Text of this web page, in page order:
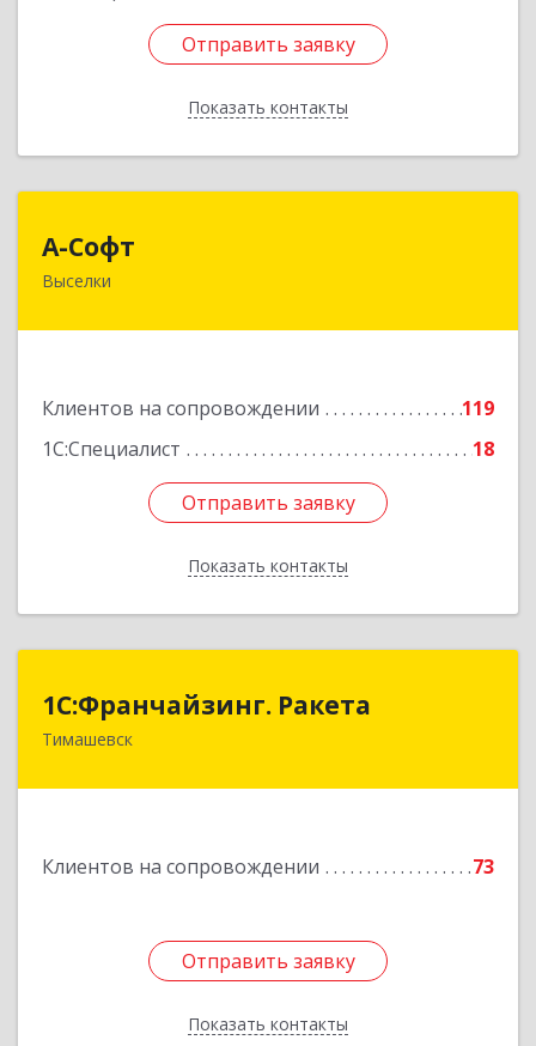
Отправить заявку
Показать контакты
Отправить заявку
Назад
А-Софт
Выселки
Клиентов на сопровождении
119
1С:Специалист
18
Отправить заявку
Показать контакты
353100, Краснодарский край, Выселковский
Отправить заявку
Назад
1С:Франчайзинг. Ракета
Тимашевск
Клиентов на сопровождении 73
Отправить заявку
Показать контакты
1С:Франчайзинг. Ракета
Краснодарский край, Тимашевский р-н,
Отправить заявку
Назад